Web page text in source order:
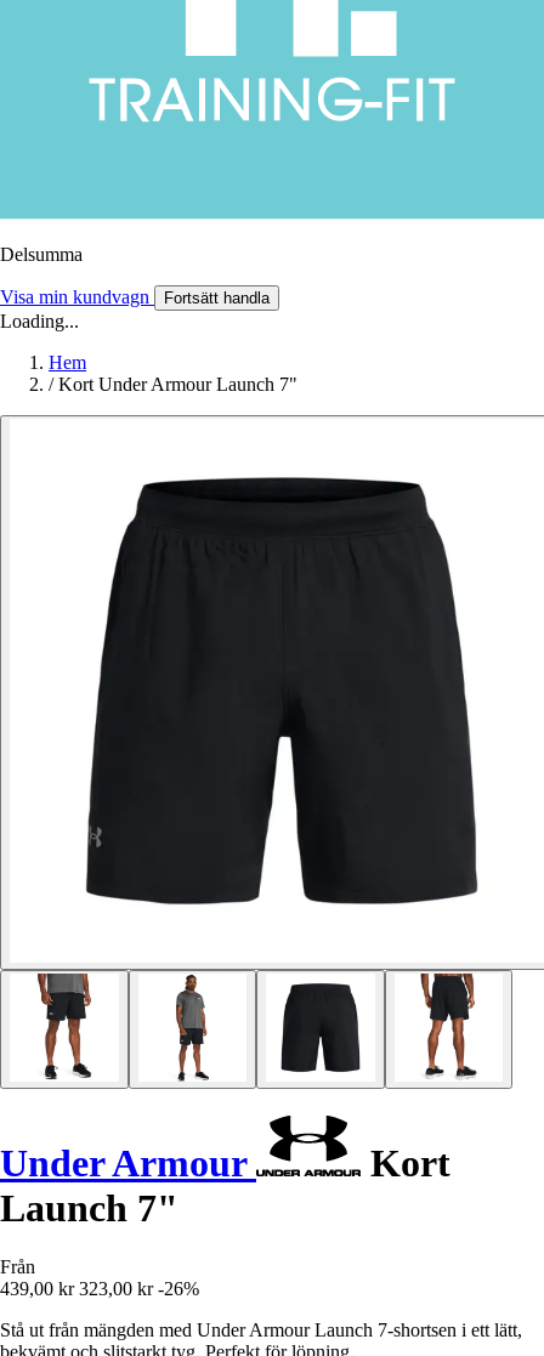
Delsumma
Visa min kundvagn Fortsätt handla
Loading...
Hem
/ Kort Under Armour Launch 7"
Under Armour
Kort
Launch 7"
Från
439,00 kr 323,00 kr -26%
Stå ut från mängden med Under Armour Launch 7-shortsen i ett lätt,